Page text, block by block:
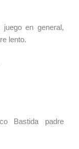
en general,
lento.
Bastida padre